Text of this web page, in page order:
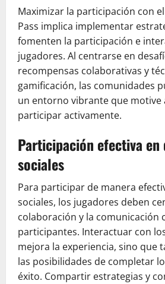
Maximizar la participación con
Pass implica implementar
fomenten la participación e
jugadores. Al centrarse en
recompensas colaborativas y
gamificación, las comunidades
un entorno vibrante que motive
participar activamente.
Participación efectiva en
sociales
Para participar de manera
sociales, los jugadores deben
colaboración y la comunicación
participantes. Interactuar con
mejora la experiencia, sino que
las posibilidades de completar
éxito. Compartir estrategias y